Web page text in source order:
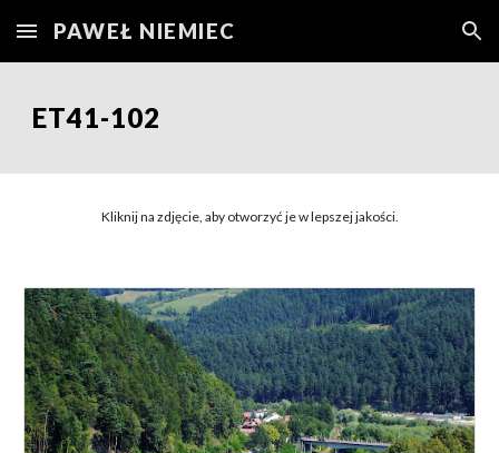
Skip to main content Skip to navigation
PAWEŁ NIEMIEC
ET41-102
Kliknij na zdjęcie, aby otworzyć je w lepszej jakości.